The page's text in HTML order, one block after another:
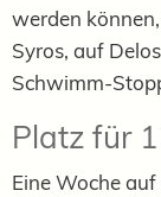
werden
Syros, auf
Schwimm-
Platz für
Eine Woche